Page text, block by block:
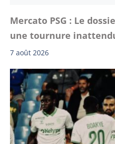
Mercato PSG : Le
une tournure
7 août 2026